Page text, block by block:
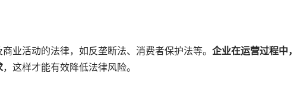
业活动的法律，如反垄断法、消费者保护法等。 企业在运营过程中
，这样才能有效降低法律风险。